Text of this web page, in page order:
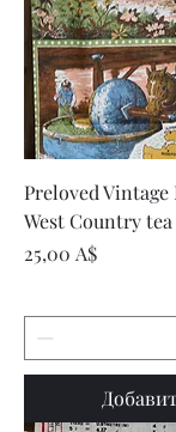
Preloved
West Country
Цена
25,00 A$